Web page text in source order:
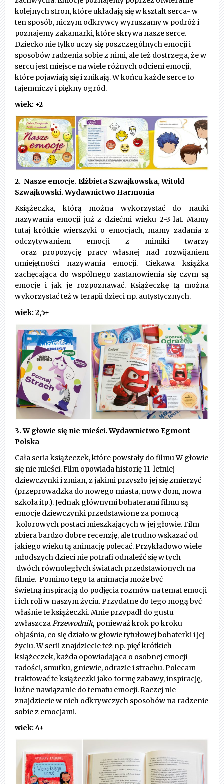
kolejnych stron, które układają się w kształt serca- w
ten sposób, niczym odkrywcy wyruszamy w podróż i
poznajemy zakamarki, które skrywa nasze serce.
Dziecko nie tylko uczy się poszczególnych emocji i
sposobów radzenia sobie z nimi, ale też dostrzega, że w
sercu jest miejsce na wiele różnych odcieni emocji,
które pojawiają się i znikają. W końcu każde serce to
tajemniczy i piękny ogród.
wiek: +2
2. Nasze emocje. Elżbieta Szwajkowska, Witold
Szwajkowski. Wydawnictwo Harmonia
Książeczka, którą można wykorzystać do nauki
nazywania emocji już z dziećmi wieku 2-3 lat. Mamy
tutaj krótkie wierszyki o emocjach, mamy zadania z
odczytywaniem emocji z mimiki twarzy
oraz propozycję pracy własnej nad rozwijaniem
umiejętności nazywania emocji. Ciekawa książka
zachęcająca do wspólnego zastanowienia się czym są
emocje i jak je rozpoznawać. Książeczkę tą można
wykorzystać też w terapii dzieci np. autystycznych.
wiek: 2,5+
3. W głowie się nie mieści. Wydawnictwo Egmont
Polska
Cała seria książeczek, które powstały do filmu W głowie
się nie mieści. Film opowiada historię 11-letniej
dziewczynki i zmian, z jakimi przyszło jej się zmierzyć
(przeprowadzka do nowego miasta, nowy dom, nowa
szkoła itp.). Jednak głównymi bohaterami filmu są
emocje dziewczynki przedstawione za pomocą
kolorowych postaci mieszkających w jej głowie. Film
zbiera bardzo dobre recenzję, ale trudno wskazać od
jakiego wieku tą animację polecać. Przykładowo wiele
młodszych dzieci nie potrafi odnaleźć się w tych
dwóch równoległych światach przedstawionych na
filmie. Pomimo tego ta animacja może być
świetną inspiracją do podjęcia rozmów na temat emocji
i ich roli w naszym życiu. Przydatne do tego mogą być
właśnie te książeczki. Mnie przypadł do gustu
zwłaszczaPrzewodnik, ponieważ krok po kroku
objaśnia, co się działo w głowie tytułowej bohaterki i jej
życiu. W serii znajdziecie też np. pięć krótkich
książeczek, każda opowiadająca o osobnej emocji-
radości, smutku, gniewie, odrazie i strachu. Polecam
traktować te książeczki jako formę zabawy, inspirację,
luźne nawiązanie do tematu emocji. Raczej nie
znajdziecie w nich odkrywczych sposobów na radzenie
sobie z emocjami.
wiek: 4+